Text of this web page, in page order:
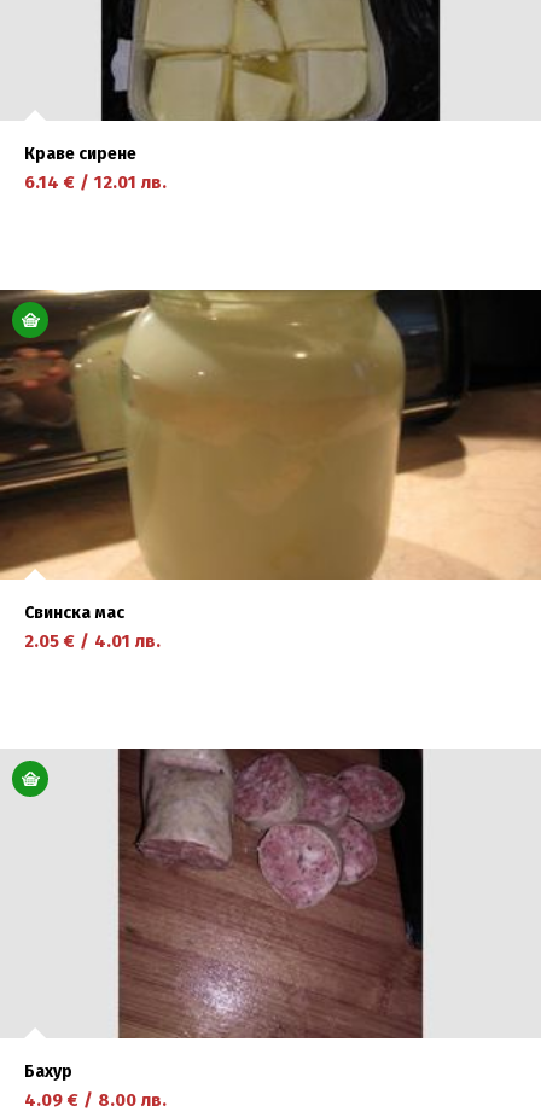
Краве сирене
6.14 € / 12.01 лв.
научете повече
Свинска мас
2.05 € / 4.01 лв.
научете повече
Бахур
4.09 € / 8.00 лв.